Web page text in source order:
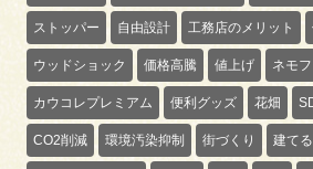
ストッパー 自由設計 工務店のメリット
ウッドショック 価格高騰 値上げ ネモ
カウコレプレミアム 便利グッズ 花畑
CO2削減 環境汚染抑制 街づくり 建てる